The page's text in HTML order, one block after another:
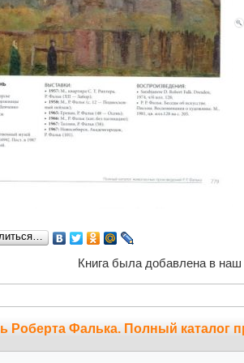
Книга была добавлена в наш
Роберта Фалька. Полный каталог